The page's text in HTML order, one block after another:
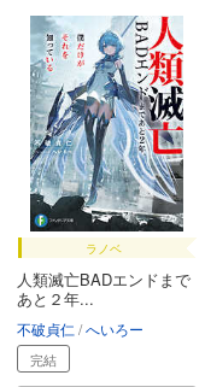
ラノベ
人類滅亡BADエンドまで
あと２年...
不破貞仁 へいろー
完結